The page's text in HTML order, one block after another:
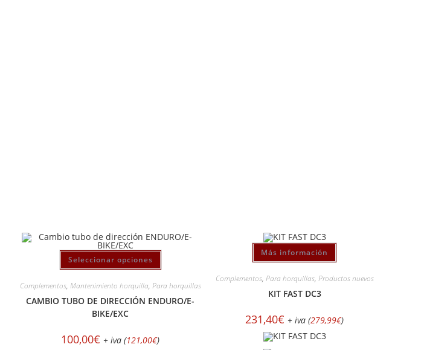
Seleccionar opciones
Complementos, Mantenimiento horquilla, Para horquillas
CAMBIO TUBO DE DIRECCIÓN ENDURO/E-
BIKE/EXC
100,00€ + iva (121,00€)
Más información
Complementos, Para horquillas, Productos nuevos
KIT FAST DC3
231,40€ + iva (279,99€)